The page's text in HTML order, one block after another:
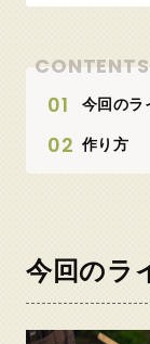
CONTENTS
今回のラ
作り方
今回のラ